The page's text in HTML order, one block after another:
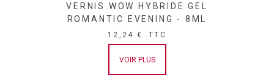
VERNIS WOW HYBRIDE GEL
ROMANTIC EVENING - 8ML
12,24 € TTC
VOIR PLUS